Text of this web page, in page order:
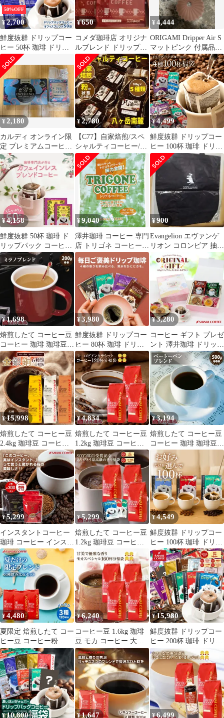
マ SDGs エシカル
イスマンデリン アイス
エリザベ
50%OFF
¥2,700
鮮度抜群 ドリップコー
ヒー 50杯 珈琲 ドリッ
プパック 50袋 コーヒー
福袋 ドリップバッグ 福
袋 大容量 7gx50袋 個包
装 7g 来客用 オフィス
ブレンド
¥650
コメダ珈琲店 オリジナ
ルブレンド ドリップコ
ーヒー 1杯分×5パック
¥4,444
ORIGAMI Dripper Air S
マットピンク 付属品あ
り
¥2,180
カルディ オンライン限
定 プレミアムコーヒー
福袋2026 ドリップコー
ヒー
¥2,780
【C77】自家焙煎/スペ
シャルティコーヒー/ブ
レンド100g×5種類（豆
or粉）
¥4,499
鮮度抜群 ドリップコー
ヒー 100杯 珈琲 ドリッ
プパック コーヒー 福袋
ドリップバッグ 福袋 大
容量 個包装 8g 飲み比
べ セット ライト マイ
ルド ビター アニバーサ
リー
¥4,158
鮮度抜群 50杯 珈琲 ド
リップパック コーヒー
デカフェ ドリップバッ
グ 個包装 8g コロンビ
ア ベトナム カフェイン
レスブレンドのドリッ
プコーヒー50袋
¥9,040
澤井珈琲 コーヒー 専門
店 トリゴネ コーヒー
コーヒーバッグ 8g×100
袋 セット 【 100袋 】
[カフェイン入り] [8グ
ラム (x 100)]
¥900
Evangelion エヴァンゲ
リオン コロンビア 抽選
購入 限定 トートバッグ
¥1,698
焙煎したて コーヒー豆
コーヒー 珈琲 珈琲豆
お試し コーヒー粉 粉
豆 ミラノブレンド
Milan Blend 200g袋 単品
珈琲豆
¥3,980
鮮度抜群 ドリップコー
ヒー 80杯 珈琲 ドリッ
プパック コーヒー 福袋
ドリップバッグ 福袋 大
容量 20袋x4袋 個包装
8g 飲み比べ セット や
くも ビター アニバーサ
リー リッチヨーロピア
ン
¥3,280
コーヒー ギフト プレゼ
ント 澤井珈琲 ドリップ
バッグ 3種の13DRIPと4
種の タルト ギフト セ
ット 13g×15袋 スイー
ツ お菓子
¥15,998
焙煎したて コーヒー豆
2.4kg 珈琲豆 コーヒー
大容量 400gx6袋 中挽
き/豆のまま 240杯分 飲
み比べ セット プレミア
ム ソル ルナ テルス オ
ーロ プラタ ブロンセ 6
種 金と銀と銅
¥4,834
焙煎したて コーヒー豆
1.2kg 珈琲豆 コーヒー
大容量 400gx3袋 中挽
き/豆のまま 120杯分 飲
み比べ セット ヨーロピ
アンクラシック
¥3,194
焙煎したて コーヒー豆
コーヒー 珈琲 珈琲豆
お試し コーヒー粉 粉
豆 ベートーベンブレン
ド 500g袋 単品珈琲豆
¥5,299
インスタントコーヒー
珈琲 コーヒー インスタ
ントコーヒー300杯分 2
種 4袋 飲み比べ 簡単
詰め替え ホット アイス
カフェオレ お得用 徳用
福袋 フリーズドライ
¥5,299
焙煎したて コーヒー豆
1.2kg 珈琲豆 コーヒー
福袋 大容量 400gx3袋
中挽き/豆のまま コーヒ
ー専門店 120杯分 飲み
比べ リッチブレンド ハ
ローブレンド やくもブ
レンド
¥ 4,549
鮮度抜群 ドリップコー
ヒー 100杯 珈琲 ドリッ
プパック コーヒー 福袋
ドリップバッグ 福袋 大
容量 個包装 8g 選べる
セット ライト マイルド
ビター
¥4,480
夏限定 焙煎したて コー
ヒー豆 コーヒー粉
1.2kg 送料無料 福袋 大
容量 400g 3袋 コーヒー
専門店 夏の特別ブレン
ド 飲み比べ 120杯分 セ
ット 澤井珈琲
¥6,240
コーヒー豆 1.6kg 珈琲
豆 モカ コーヒー 大容
量 400g×4袋 中挽き/豆
のまま 160杯分 飲み比
べ セット クイーンモカ
モカブレンド
¥15,980
鮮度抜群 ドリップコー
ヒー 200杯 珈琲 ドリッ
プパック コーヒー 福袋
ドリップバッグ 福袋 大
容量 個包装 8g 飲み比
べ セット お試し おせ
¥10,800 ¥1,647 ¥6,499